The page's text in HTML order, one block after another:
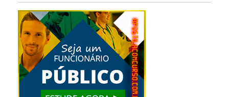
Apostila SAPE SC 2026 PDF Download
Grátis Curso Online!
Apostila PND 2026 Pedagogia PDF
Download Grátis Curso Online!